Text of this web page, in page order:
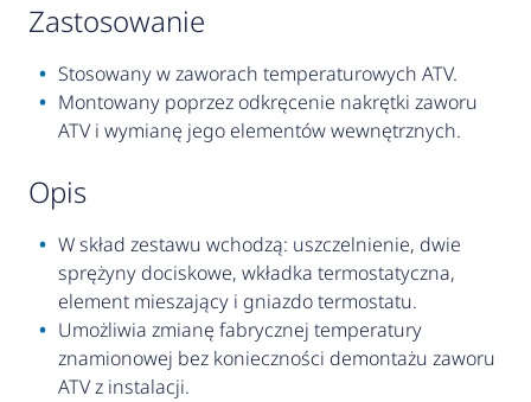
zastosowanie
Stosowany w zaworach temperaturowych ATV.
Montowany poprzez odkręcenie nakrętki zaworu
ATV i wymianę jego elementów wewnętrznych.
opis
W skład zestawu wchodzą: uszczelnienie, dwie
sprężyny dociskowe, wkładka termostatyczna,
element mieszający i gniazdo termostatu.
Umożliwia zmianę fabrycznej temperatury
znamionowej bez konieczności demontażu zaworu
ATV z instalacji.